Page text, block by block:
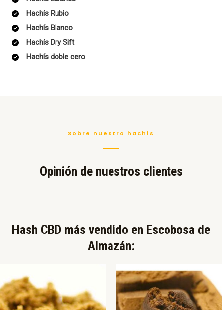
Hachís Rubio
Hachís Blanco
Hachís Dry Sift
Hachís doble cero
Sobre nuestro hachís
Opinión de nuestros clientes
Hash CBD más vendido en Escobosa de
Almazán:​